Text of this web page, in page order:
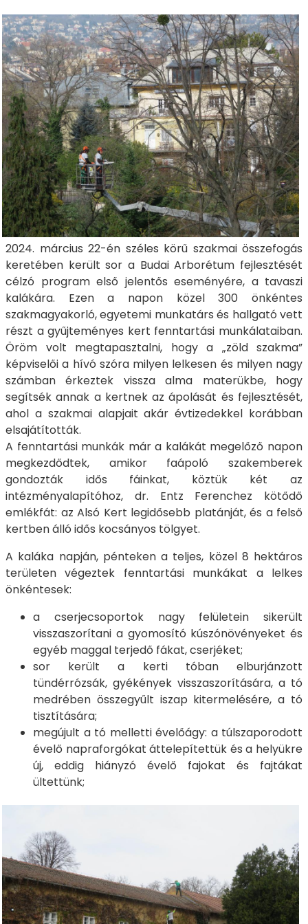
2024. március 22-én széles körű szakmai összefogás
keretében került sor a Budai Arborétum fejlesztését
célzó program első jelentős eseményére, a tavaszi
kalákára. Ezen a napon közel 300 önkéntes
szakmagyakorló, egyetemi munkatárs és hallgató vett
részt a gyűjteményes kert fenntartási munkálataiban.
Öröm volt megtapasztalni, hogy a „zöld szakma”
képviselői a hívó szóra milyen lelkesen és milyen nagy
számban érkeztek vissza alma materükbe, hogy
segítsék annak a kertnek az ápolását és fejlesztését,
ahol a szakmai alapjait akár évtizedekkel korábban
elsajátították.
A fenntartási munkák már a kalákát megelőző napon
megkezdődtek, amikor faápoló szakemberek
gondozták idős fáinkat, köztük két az
intézményalapítóhoz, dr. Entz Ferenchez kötődő
emlékfát: az Alsó Kert legidősebb platánját, és a felső
kertben álló idős kocsányos tölgyet.
A kaláka napján, pénteken a teljes, közel 8 hektáros
területen végeztek fenntartási munkákat a lelkes
önkéntesek:
a cserjecsoportok nagy felületein sikerült
visszaszorítani a gyomosító kúszónövényeket és
egyéb maggal terjedő fákat, cserjéket;
sor került a kerti tóban elburjánzott
tündérrózsák, gyékények visszaszorítására, a tó
medrében összegyűlt iszap kitermelésére, a tó
tisztítására;
megújult a tó melletti évelőágy: a túlszaporodott
évelő napraforgókat áttelepítettük és a helyükre
új, eddig hiányzó évelő fajokat és fajtákat
ültettünk;